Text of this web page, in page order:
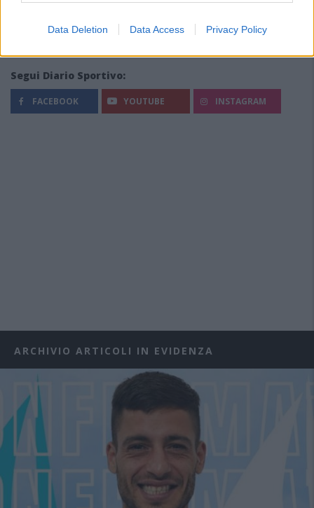
Data Deletion Data Access Privacy Policy
Segui Diario Sportivo:
FACEBOOK YOUTUBE INSTAGRAM
ARCHIVIO ARTICOLI IN EVIDENZA